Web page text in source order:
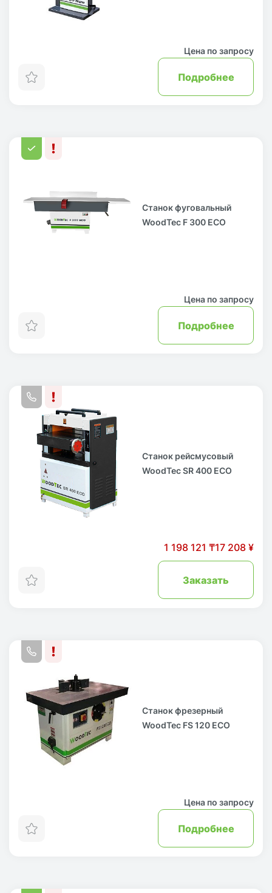
Цена по запросу
Подробнее
Станок фуговальный
WoodTec F 300 ECO
Цена по запросу
Подробнее
Станок рейсмусовый
WoodTec SR 400 ECO
1 198 121 ₸17 208 ¥
Заказать
Станок фрезерный
WoodTec FS 120 ECO
Цена по запросу
Подробнее